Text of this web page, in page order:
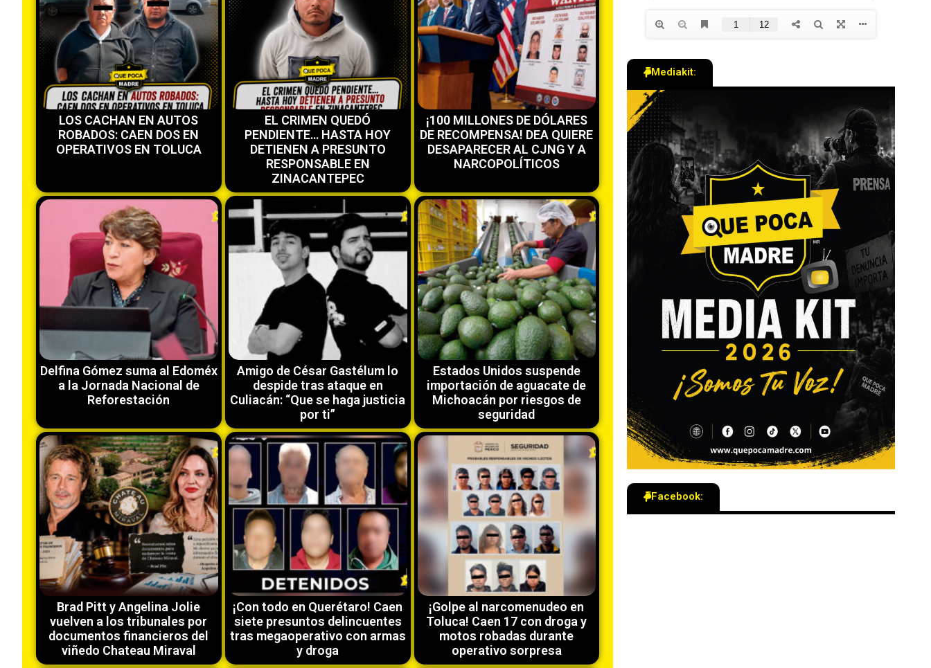
LOS CACHAN EN AUTOS
ROBADOS: CAEN DOS EN
OPERATIVOS EN TOLUCA
EL CRIMEN QUEDÓ
PENDIENTE… HASTA HOY
DETIENEN A PRESUNTO
RESPONSABLE EN
ZINACANTEPEC
¡100 MILLONES DE DÓLARES
DE RECOMPENSA! DEA QUIERE
DESAPARECER AL CJNG Y A
NARCOPOLÍTICOS
Delfina Gómez suma al Edoméx
a la Jornada Nacional de
Reforestación
Amigo de César Gastélum lo
despide tras ataque en
Culiacán: “Que se haga justicia
por ti”
Estados Unidos suspende
importación de aguacate de
Michoacán por riesgos de
seguridad
Brad Pitt y Angelina Jolie
vuelven a los tribunales por
documentos financieros del
viñedo Chateau Miraval
¡Con todo en Querétaro! Caen
siete presuntos delincuentes
tras megaoperativo con armas
y droga
¡Golpe al narcomenudeo en
Toluca! Caen 17 con droga y
motos robadas durante
operativo sorpresa
Mediakit:
Facebook: